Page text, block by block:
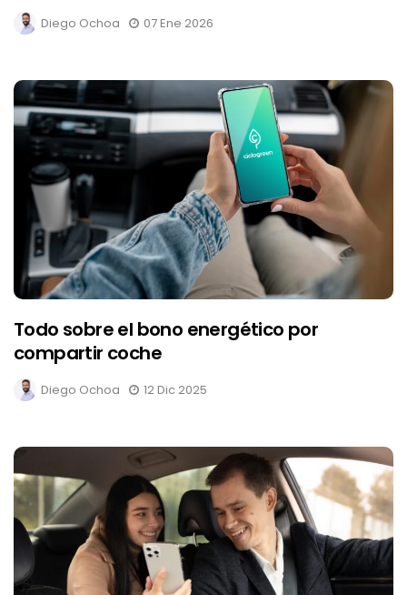
Diego Ochoa 07 Ene 2026
Todo sobre el bono energético por
compartir coche
Diego Ochoa 12 Dic 2025